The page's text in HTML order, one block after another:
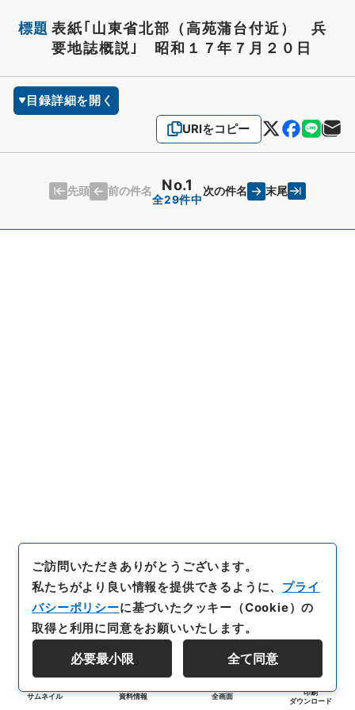
標題 表紙｢山東省北部（高苑蒲台付近） 兵
要地誌概説｣ 昭和１７年７月２０日
目録詳細を開く
URIをコピー
先頭 前の件名 No.1
全29件中
次の件名 末尾
サムネイル 資料情報 全画面
印刷
ダウンロード
ご訪問いただきありがとうございます。
私たちがより良い情報を提供できるように、 プライ
バシーポリシーに基づいたクッキー（Cookie）の
取得と利用に同意をお願いいたします。
必要最小限 全て同意